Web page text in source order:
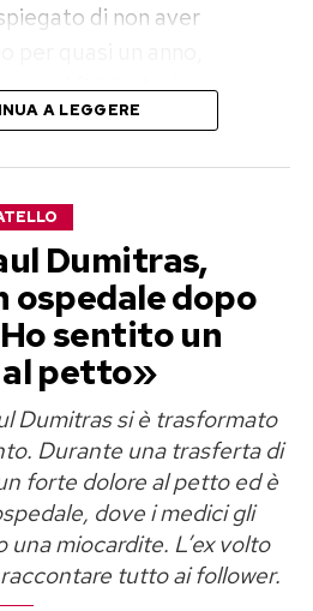
di non aver
fisici. «Volevo
ed elaborare il dolore»,
propria vita.
Mirko un amore
tossico»
e Mirko Brunetti
pubblico diTemptation
poi in una delle
seguite sui social. Cinque
rottura davanti alle
il riavvicinamento
Fratello e infine il
A LEGGERE
Dumitras,
ospedale dopo
sentito un
petto»
Dumitras si è trasformato
Durante una trasferta di
forte dolore al petto ed è
dove i medici gli
miocardite. L’ex volto
tutto ai follower.